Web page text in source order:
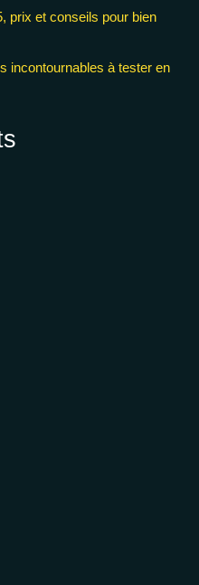
prix et conseils pour bien
incontournables à tester en